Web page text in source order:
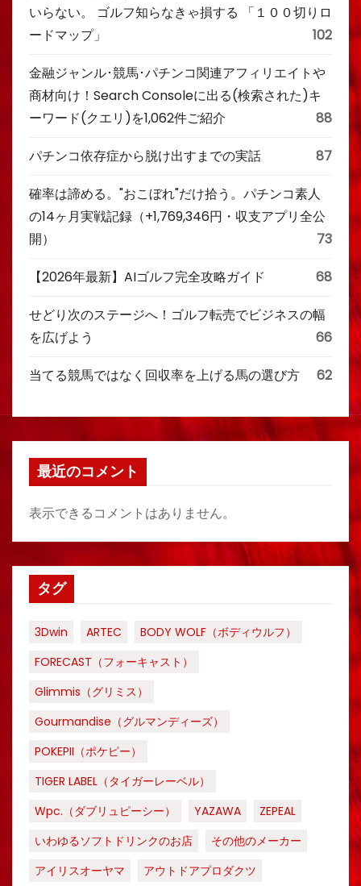
いらない。 ゴルフ知らなきゃ損する 「１００切りロ
ードマップ」
102
金融ジャンル･競馬･パチンコ関連アフィリエイトや
商材向け！Search Consoleに出る(検索された)キ
ーワード(クエリ)を1,062件ご紹介
88
パチンコ依存症から脱け出すまでの実話 87
確率は諦める。"おこぼれ"だけ拾う。パチンコ素人
の14ヶ月実戦記録（+1,769,346円・収支アプリ全公
開）
73
【2026年最新】AIゴルフ完全攻略ガイド 68
せどり次のステージへ！ゴルフ転売でビジネスの幅
を広げよう
66
当てる競馬ではなく回収率を上げる馬の選び方 62
最近のコメント
表示できるコメントはありません。
タグ
3Dwin ARTEC
BODY WOLF（ボディウルフ）
FORECAST（フォーキャスト）
Glimmis（グリミス）
Gourmandise（グルマンディーズ）
POKEPII（ポケピー）
TIGER LABEL（タイガーレーベル）
Wpc.（ダブリュピーシー）
YAZAWA
ZEPEAL
いわゆるソフトドリンクのお店
その他のメーカー
アイリスオーヤマ
アウトドアプロダクツ